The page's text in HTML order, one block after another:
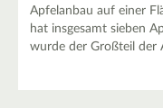
Apfelanbau auf einer
hat insgesamt sieben
wurde der Großteil der